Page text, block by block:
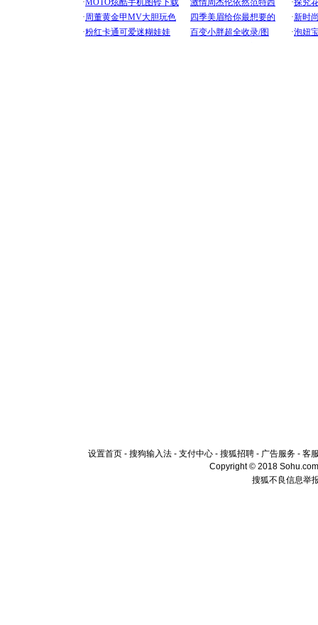
设置首页 - 搜狗输入法 - 支付中心 - 搜狐招聘 - 广告服务 - 客
Copyright © 2018
搜狐不良信息举